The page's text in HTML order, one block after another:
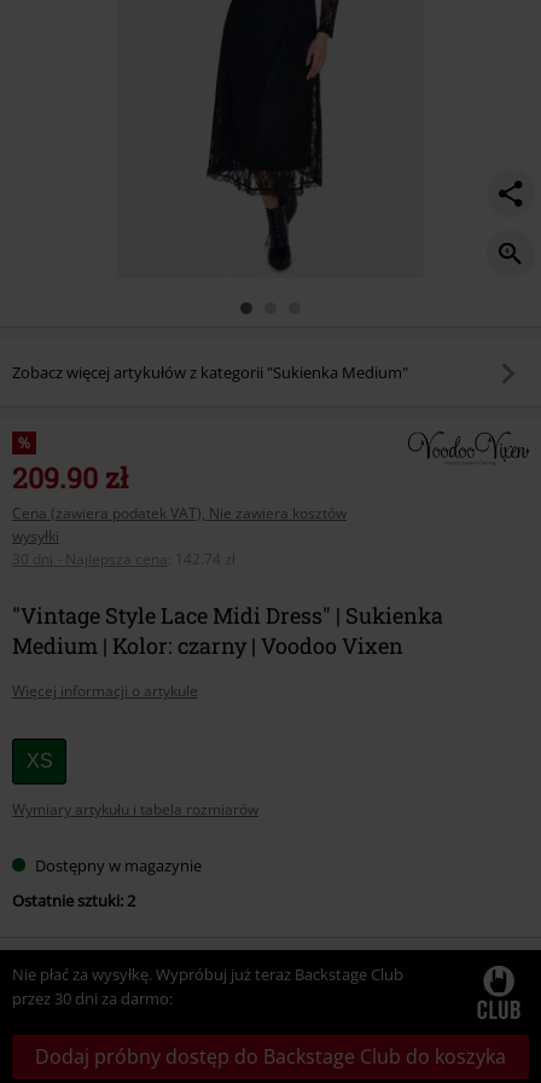
Zobacz więcej artykułów z kategorii "Sukienka Medium"
%
209.90 zł
Cena (zawiera podatek VAT), Nie zawiera kosztów
wysyłki
30 dni - Najlepsza cena
142.74 zł
"Vintage Style Lace Midi Dress" | Sukienka
Medium | Kolor: czarny | Voodoo Vixen
Więcej informacji o artykule
Wybierz
swój
rozmiar
XS
Wymiary artykułu i tabela rozmiarów
Dostępny w magazynie
Ostatnie sztuki: 2
Nie płać za wysyłkę. Wypróbuj już teraz Backstage Club
przez 30 dni za darmo:
Dodaj próbny dostęp do Backstage Club do koszyka